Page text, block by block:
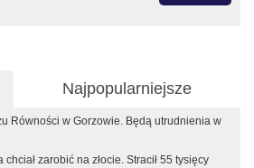
Najpopularniejsze
Równości w Gorzowie. Będą utrudnienia w
zarobić na złocie. Stracił 55 tysięcy